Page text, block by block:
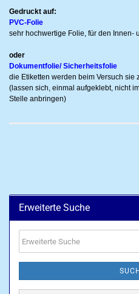
Gedruckt auf:
PVC-Folie
sehr hochwertige Folie, für den Innen-
oder
Dokumentfolie/ Sicherheitsfolie
die Etiketten werden beim Versuch sie
(lassen sich, einmal aufgeklebt, nicht
Stelle anbringen)
Erweiterte Suche
Suche